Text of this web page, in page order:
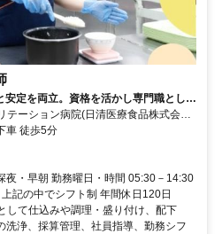
定を両立。資格を活かし専門職として
テーション病院(日清医療食品株式会社
車 徒歩5分
夜・早朝 勤務曜日・時間 05:30－14:30
記の中でシフト制 年間休日120日
して仕込みや調理・盛り付け、配下
洗浄、採算管理、社員指導、勤務シフ